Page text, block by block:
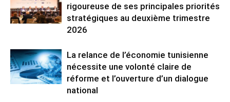
rigoureuse de ses principales priorités
stratégiques au deuxième trimestre
2026
La relance de l’économie tunisienne
nécessite une volonté claire de
réforme et l’ouverture d’un dialogue
national